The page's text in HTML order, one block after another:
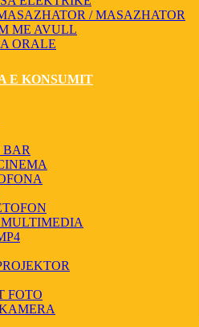
/ MASAZHATOR
ME AVULL
ORALE
E KONSUMIT
BAR
FOTO